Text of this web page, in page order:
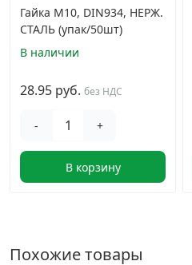
Гайка М10, DIN934, НЕРЖ.
СТАЛЬ (упак/50шт)
В наличии
28.95 руб. без НДС
- +
В корзину
Похожие товары